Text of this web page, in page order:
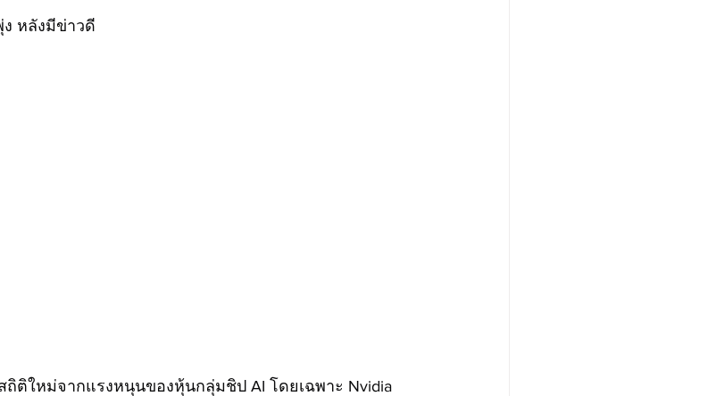
หลังมีข่าวดี
ถิติใหม่จากแรงหนุนของหุ้นกลุ่มชิป AI โดยเฉพาะ Nvidia